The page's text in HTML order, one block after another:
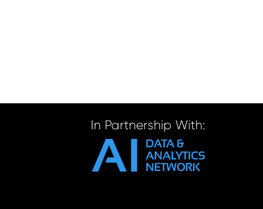
In Partnership With: